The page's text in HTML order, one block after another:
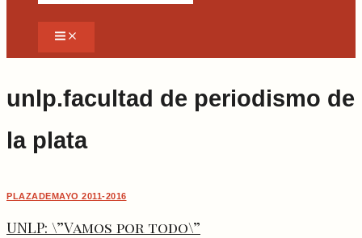
unlp.facultad de periodismo de
la plata
PLAZADEMAYO 2011-2016
UNLP: \”Vamos por todo\”